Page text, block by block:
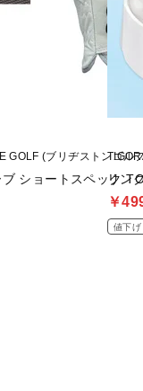
GOLF (ブリヂストンゴル
ショートスペックリン
￥
値下げ